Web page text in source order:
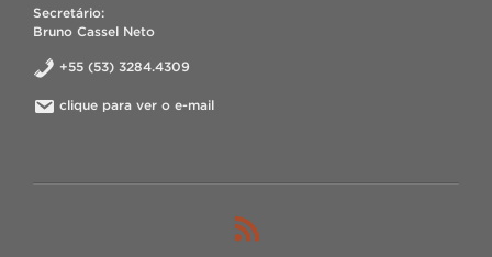
Secretário:
Bruno Cassel Neto
+55 (53) 3284.4309
clique para ver o e-mail